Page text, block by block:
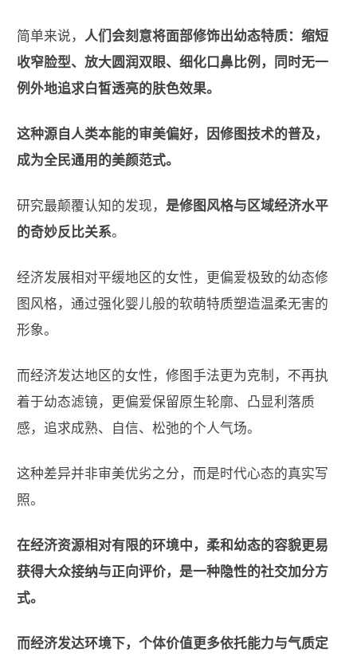
简单来说， 人们会刻意将面部修饰出幼态特质：缩短
收窄脸型、放大圆润双眼、细化口鼻比例，同时无一
例外地追求白皙透亮的肤色效果。
这种源自人类本能的审美偏好，因修图技术的普及，
成为全民通用的美颜范式。
研究最颠覆认知的发现， 是修图风格与区域经济水平
的奇妙反比关系。
经济发展相对平缓地区的女性，更偏爱极致的幼态修
图风格，通过强化婴儿般的软萌特质塑造温柔无害的
形象。
而经济发达地区的女性，修图手法更为克制，不再执
着于幼态滤镜，更偏爱保留原生轮廓、凸显利落质
感，追求成熟、自信、松弛的个人气场。
这种差异并非审美优劣之分，而是时代心态的真实写
照。
在经济资源相对有限的环境中，柔和幼态的容貌更易
获得大众接纳与正向评价，是一种隐性的社交加分方
式。
而经济发达环境下，个体价值更多依托能力与气质定